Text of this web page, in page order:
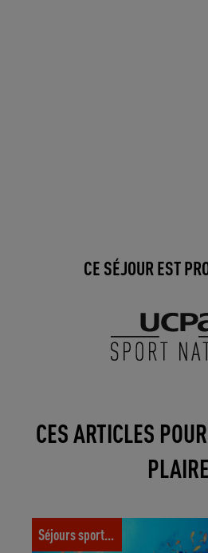
CE SÉJOUR EST
CES ARTICLES
PLAIRE
Peut-on toucher les poissons,
dauphins en plongée ?
Séjours sportifs